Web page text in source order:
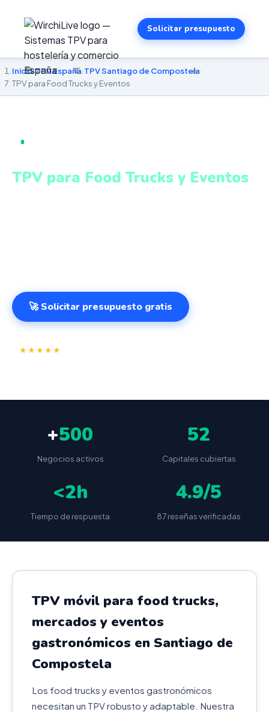
Solicitar presupuesto
Inicio›TPV España›TPV Santiago de Compostela›
TPV para Food Trucks y Eventos
TPV para Food Trucks y Eventos
🚀 Solicitar presupuesto gratis
★★★★★
+500
Negocios activos
52
Capitales cubiertas
<2h
Tiempo de respuesta
4.9/5
87 reseñas verificadas
TPV móvil para food trucks,
mercados y eventos
gastronómicos en Santiago de
Compostela
Los food trucks y eventos gastronómicos
necesitan un TPV robusto y adaptable. Nuestra